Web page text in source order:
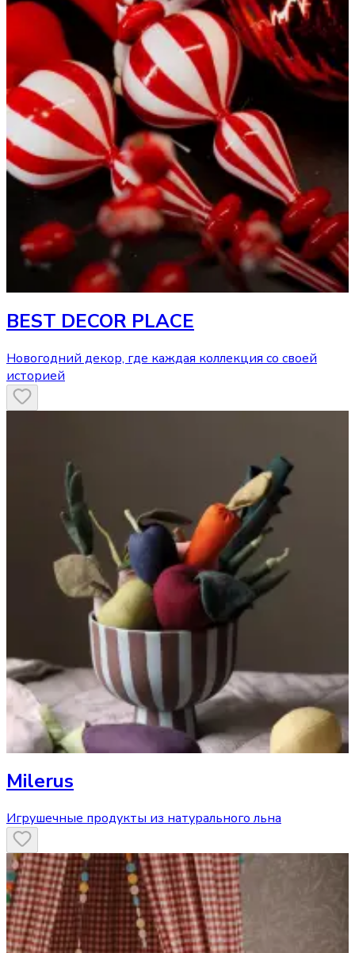
BEST DECOR PLACE
Новогодний декор, где каждая коллекция со своей
историей
Milerus
Игрушечные продукты из натурального льна